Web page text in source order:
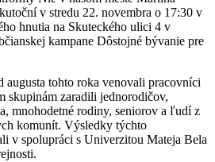
v stredu 22. novembra o 17:30 v
hnutia na Skuteckého ulici 4 v
kampane Dôstojné bývanie pre
augusta tohto roka venovali pracovníci
zaradili jednorodičov,
mnohodetné rodiny, seniorov a ľudí z
komunít. Výsledky týchto
v spolupráci s Univerzitou Mateja Bela